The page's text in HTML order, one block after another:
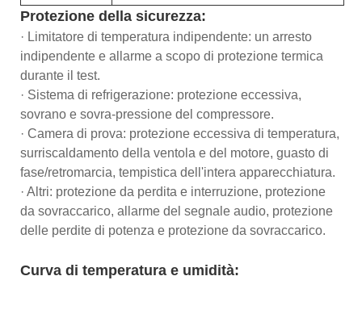
Protezione della sicurezza:
· Limitatore di temperatura indipendente: un arresto
indipendente e allarme a scopo di protezione termica
durante il test.
· Sistema di refrigerazione: protezione eccessiva,
sovrano e sovra-pressione del compressore.
· Camera di prova: protezione eccessiva di temperatura,
surriscaldamento della ventola e del motore, guasto di
fase/retromarcia, tempistica dell'intera apparecchiatura.
· Altri: protezione da perdita e interruzione, protezione
da sovraccarico, allarme del segnale audio, protezione
delle perdite di potenza e protezione da sovraccarico.
Curva di temperatura e umidità: